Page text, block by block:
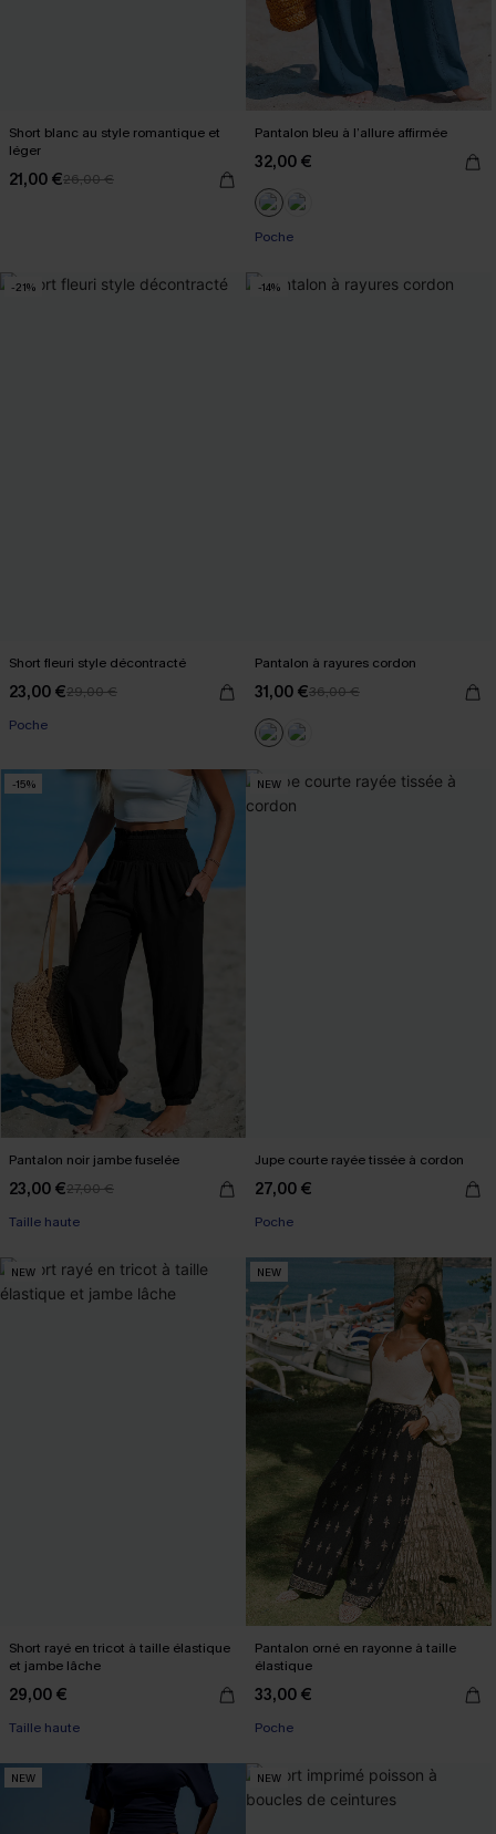
Short blanc au style romantique et
léger
21,00 €26,00 €
Pantalon bleu à l’allure affirmée
32,00 €
Poche
-21%
Short fleuri style décontracté
23,00 €29,00 €
Poche
-14%
Pantalon à rayures cordon
31,00 €36,00 €
-15%
Pantalon noir jambe fuselée
23,00 €27,00 €
Taille haute
NEW
Jupe courte rayée tissée à cordon
27,00 €
Poche
NEW
Short rayé en tricot à taille élastique
et jambe lâche
29,00 €
Taille haute
NEW
Pantalon orné en rayonne à taille
élastique
33,00 €
Poche
NEW NEW